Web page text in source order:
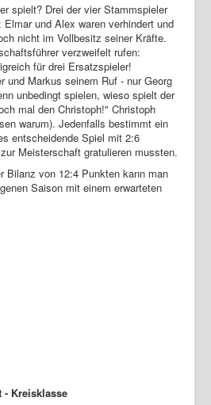
spielt? Drei der vier Stammspieler
und Alex waren verhindert und
nicht im Vollbesitz seiner Kräfte.
verzweifelt rufen:
für drei Ersatzspieler!
und Markus seinem Ruf - nur Georg
unbedingt spielen, wieso spielt der
mal den Christoph!" Christoph
warum). Jedenfalls bestimmt ein
entscheidende Spiel mit 2:6
Meisterschaft gratulieren mussten.
Bilanz von 12:4 Punkten kann man
Saison mit einem erwarteten
- Kreisklasse